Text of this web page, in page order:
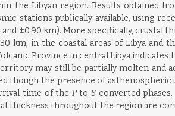
the Libyan region. Results obtained
stations publically available, using
±0.90 km). More specifically,
km, in the coastal areas of Libya and
Province in central Libya
may still be partially molten and
though the presence of
time of the PtoS converted
thickness throughout the region are